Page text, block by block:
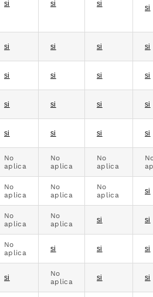
si si si si
si si si si
si si si si
si si si si
si si si si
No
aplica
No
aplica
No
aplica
No
aplica
No
aplica
No
aplica
si
No
aplica
No
aplica
si si
No
aplica
si si si
si
No
aplica
si si